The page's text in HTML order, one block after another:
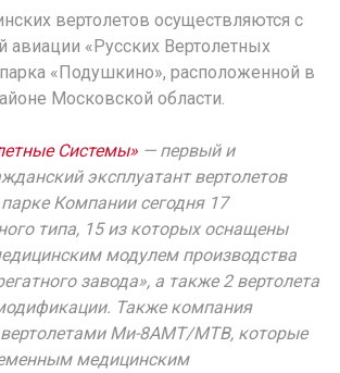
вертолетов осуществляются с
авиации «Русских Вертолетных
«Подушкино», расположенной в
Московской области.
Системы» — первый и
эксплуатант вертолетов
Компании сегодня 17
типа, 15 из которых оснащены
модулем производства
завода», а также 2 вертолета
Также компания
вертолетами Ми-8АМТ/МТВ, которые
медицинским